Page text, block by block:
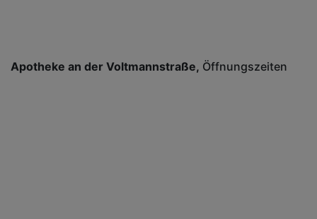
Apotheke an der Voltmannstraße Öffnungszeiten